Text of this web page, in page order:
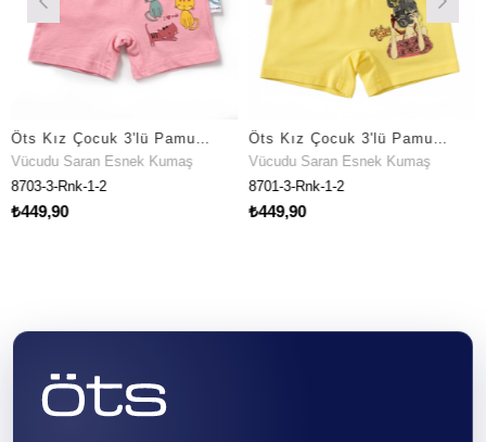
Öts Kız Çocuk 3'lü Pamuklu Boxer Baskılı İç Giyim Konforu (8703-3)
Saran Esnek Kumaş
1-2
Öts Kız Çocuk 3'lü Pamuklu Boxer Baskılı Günlük Klasik Model (8701-3)
Vücudu Saran Esnek Kumaş
8701-3-Rnk-1-2
₺449,90
Vücudu